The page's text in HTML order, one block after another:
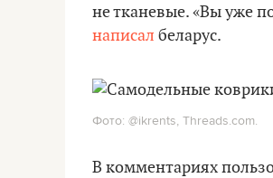
не тканевые. «Вы уже
написал беларус.
Фото: @ikrents, Threads.com.
В комментариях